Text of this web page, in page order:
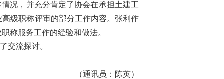
况，并充分肯定了协会在承担土建工
级职称评审的部分工作内容。张利作
称服务工作的经验和做法。
交流探讨。
（通讯员：陈英）